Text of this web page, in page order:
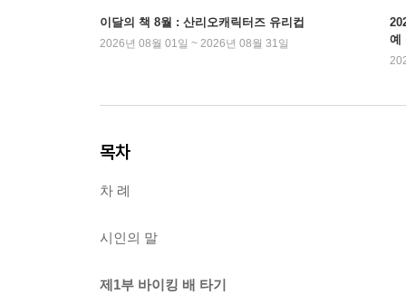
이달의 책 8월 : 산리오캐릭터즈 유리컵
2026년 08월 01일 ~ 2026년 08월 31일
예
목차
차 례
시인의 말
제1부 바이킹 배 타기